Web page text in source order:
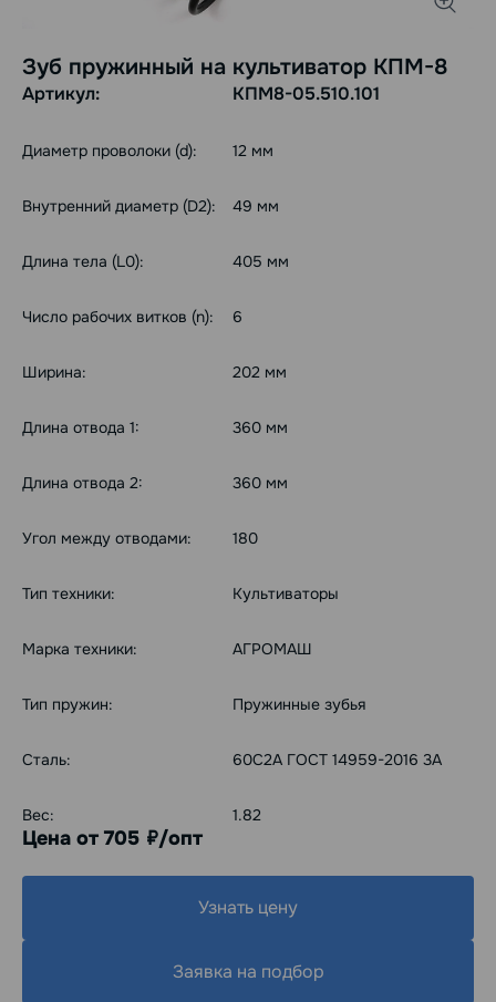
Зуб пружинный на культиватор КПМ-8
Артикул: КПМ8-05.510.101
Диаметр проволоки (d): 12 мм
Внутренний диаметр (D2): 49 мм
Длина тела (L0): 405 мм
Число рабочих витков (n): 6
Ширина: 202 мм
Длина отвода 1: 360 мм
Длина отвода 2: 360 мм
Угол между отводами: 180
Тип техники: Культиваторы
Марка техники: АГРОМАШ
Тип пружин: Пружинные зубья
Сталь: 60С2А ГОСТ 14959-2016 3А
Вес: 1.82
Цена от 705 руб./опт
Узнать цену
Заявка на подбор